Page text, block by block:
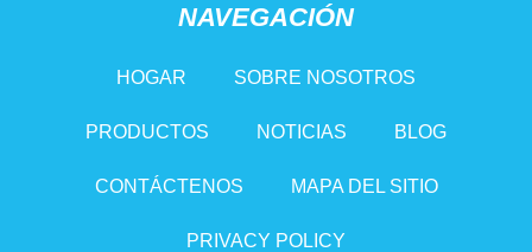
NAVEGACIÓN
HOGAR SOBRE NOSOTROS
PRODUCTOS NOTICIAS BLOG
CONTÁCTENOS MAPA DEL SITIO
PRIVACY POLICY